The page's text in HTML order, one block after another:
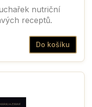
nutriční
receptů.
Do košíku